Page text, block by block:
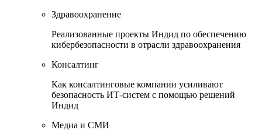
Здравоохранение
Реализованные проекты Индид по обеспечению
кибербезопасности в отрасли здравоохранения
Консалтинг
Как консалтинговые компании усиливают
безопасность ИТ-систем с помощью решений
Индид
Медиа и СМИ